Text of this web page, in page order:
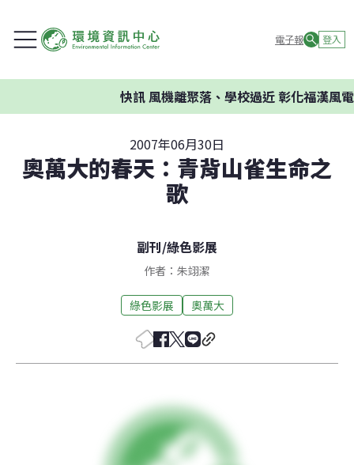
電子報 登入
快訊風機離聚落、學校過近 彰化福漢風電
2007年06月30日
奧萬大的春天：青背山雀生命之
歌
副刊/綠色影展
作者：朱翊潔
綠色影展 奧萬大